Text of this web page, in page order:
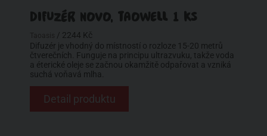
DIFUZÉR NOVO, TAOWELL 1 KS
/ 2244 Kč
Difuzér je vhodný do místností o rozloze 15-20 metrů
čtverečních. Funguje na principu ultrazvuku, takže voda
a éterické oleje se začnou okamžitě odpařovat a vzniká
suchá voňavá mlha.
Detail produktu